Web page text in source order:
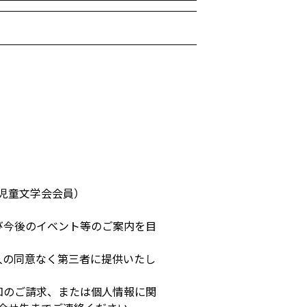
文学会会員）
後のイベント等のご案内を目
同意なく第三者に提供いたし
ご請求、または個人情報に関